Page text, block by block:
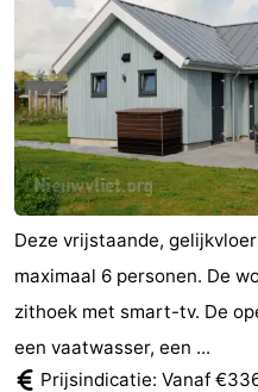
Deze vrijstaande,
maximaal 6 personen. De
zithoek met smart-tv. De
een vaatwasser, een ...
Prijsindicatie: Vanaf